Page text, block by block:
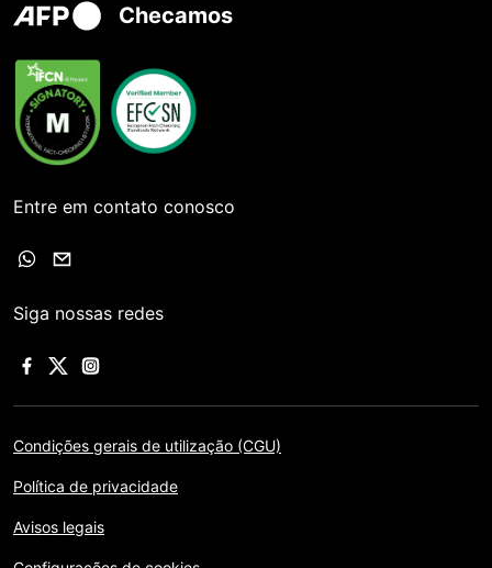
Checamos
Entre em contato conosco
Siga nossas redes
Condições gerais de utilização (CGU)
Política de privacidade
Avisos legais